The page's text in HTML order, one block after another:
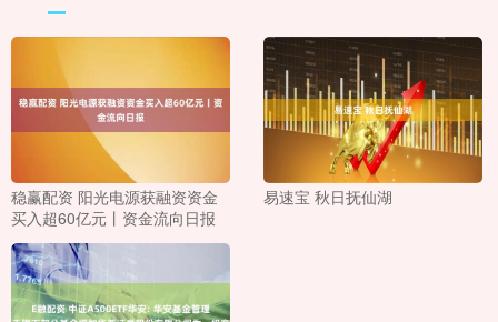
稳赢配资 阳光电源获融资资金
买入超60亿元丨资金流向日报
易速宝 秋日抚仙湖